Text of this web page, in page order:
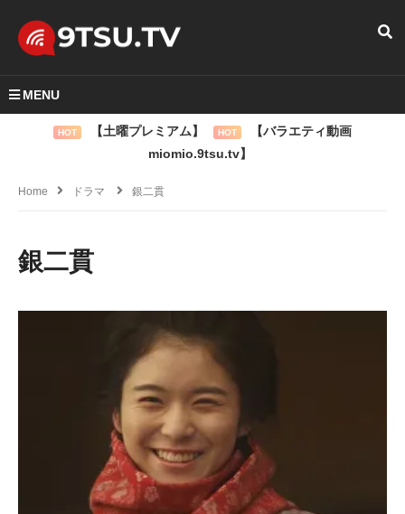
MENU
HOT 【土曜プレミアム】 HOT
【バラエティ動画
miomio.9tsu.tv】
Home ドラマ 銀二貫
銀二貫